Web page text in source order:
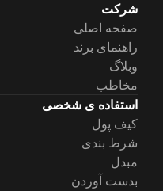
شرکت
صفحه اصلی
راهنمای برند
وبلاگ
مخاطب
استفاده ی شخصی
کیف پول
شرط بندی
مبدل
بدست آوردن